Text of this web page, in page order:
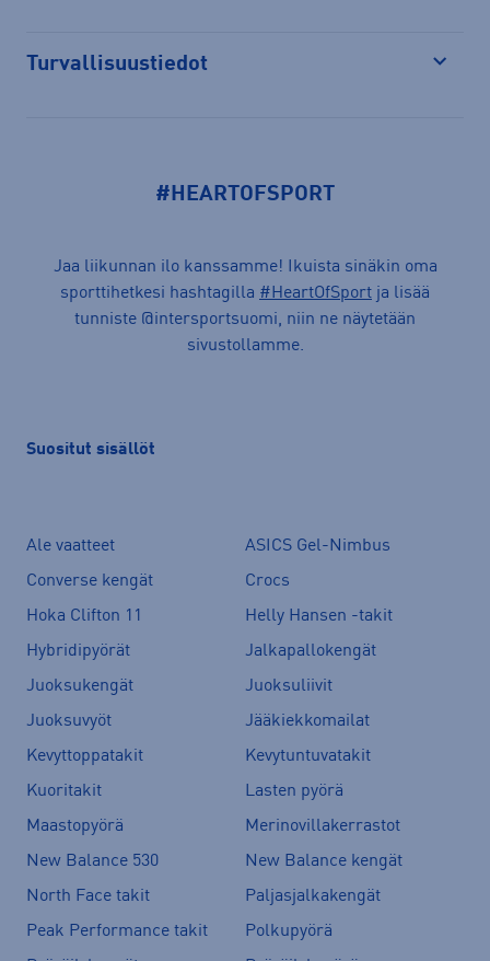
Turvallisuustiedot
#HEARTOFSPORT
Jaa liikunnan ilo kanssamme! Ikuista sinäkin oma
sporttihetkesi hashtagilla #HeartOfSport ja lisää
tunniste @intersportsuomi, niin ne näytetään
sivustollamme.
Suositut sisällöt
Ale vaatteet
ASICS Gel-Nimbus
Converse kengät
Crocs
Hoka Clifton 11
Helly Hansen -takit
Hybridipyörät
Jalkapallokengät
Juoksukengät
Juoksuliivit
Juoksuvyöt
Jääkiekkomailat
Kevyttoppatakit
Kevytuntuvatakit
Kuoritakit
Lasten pyörä
Maastopyörä
Merinovillakerrastot
New Balance 530
New Balance kengät
North Face takit
Paljasjalkakengät
Peak Performance takit
Polkupyörä